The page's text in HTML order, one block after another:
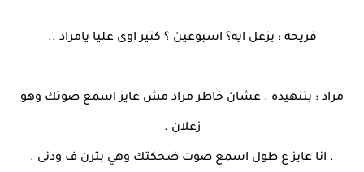
فريحه : بزعل ايه؟ اسبوعين ؟ كتير اوى عليا يامراد ..
مراد : بتنهيده . عشان خاطر مراد مش عايز اسمع صوتك وهو
زعلان .
. انا عايز ع طول اسمع صوت ضحكتك وهي بترن ف ودنى .